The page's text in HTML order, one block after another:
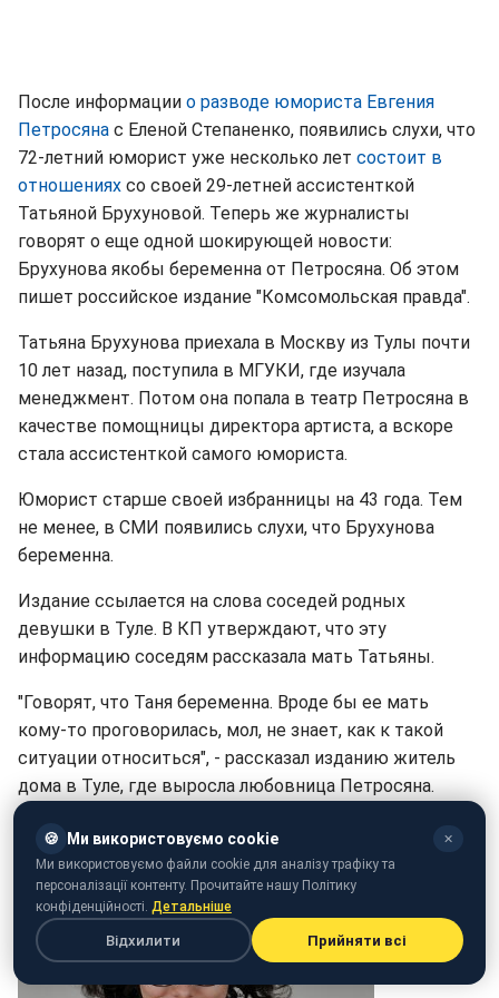
После информации о разводе юмориста Евгения
Петросяна с Еленой Степаненко, появились слухи, что
72-летний юморист уже несколько лет состоит в
отношениях со своей 29-летней ассистенткой
Татьяной Брухуновой. Теперь же журналисты
говорят о еще одной шокирующей новости:
Брухунова якобы беременна от Петросяна. Об этом
пишет российское издание "Комсомольская правда".
Татьяна Брухунова приехала в Москву из Тулы почти
10 лет назад, поступила в МГУКИ, где изучала
менеджмент. Потом она попала в театр Петросяна в
качестве помощницы директора артиста, а вскоре
стала ассистенткой самого юмориста.
Юморист старше своей избранницы на 43 года. Тем
не менее, в СМИ появились слухи, что Брухунова
беременна.
Издание ссылается на слова соседей родных
девушки в Туле. В КП утверждают, что эту
информацию соседям рассказала мать Татьяны.
"Говорят, что Таня беременна. Вроде бы ее мать
кому-то проговорилась, мол, не знает, как к такой
ситуации относиться", - рассказал изданию житель
дома в Туле, где выросла любовница Петросяна.
🍪 Ми використовуємо cookie ✕
Ми використовуємо файли cookie для аналізу трафіку та
персоналізації контенту. Прочитайте нашу Політику
конфіденційності. Детальніше
Відхилити Прийняти всі